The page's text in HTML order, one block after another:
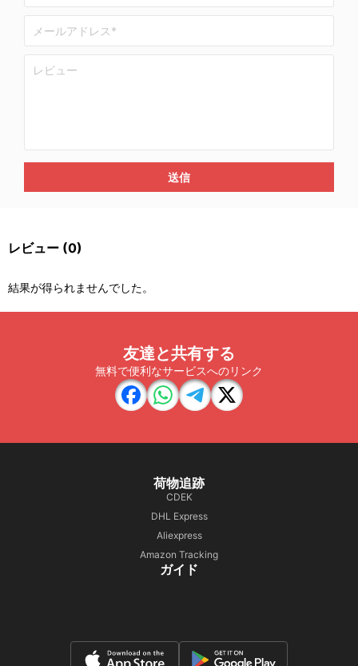
送信
レビュー (0)
結果が得られませんでした。
友達と共有する
無料で便利なサービスへのリンク
荷物追跡
CDEK
DHL Express
Aliexpress
Amazon Tracking
ガイド